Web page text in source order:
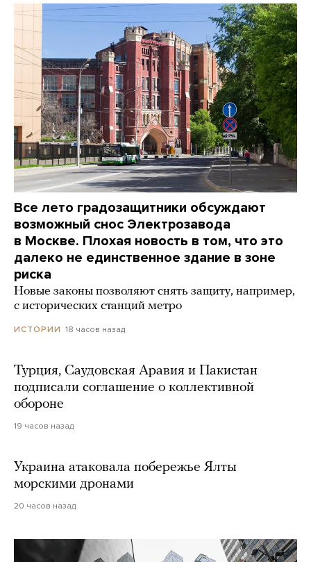
Все лето градозащитники обсуждают
возможный снос Электрозавода
в Москве. Плохая новость в том, что это
далеко не единственное здание в зоне
риска
Новые законы позволяют снять защиту, например,
с исторических станций метро
ИСТОРИИ 18 часов назад
Турция, Саудовская Аравия и Пакистан
подписали соглашение о коллективной
обороне
19 часов назад
Украина атаковала побережье Ялты
морскими дронами
20 часов назад